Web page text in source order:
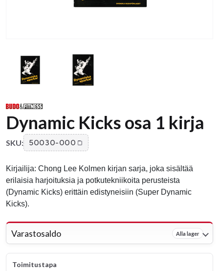
Dynamic Kicks osa 1 kirja
SKU: 50030-000
Kirjailija: Chong Lee Kolmen kirjan sarja, joka sisältää
erilaisia ​​harjoituksia ja potkutekniikoita perusteista
(Dynamic Kicks) erittäin edistyneisiin (Super Dynamic
Kicks).
Varastosaldo Alla lager
Toimitustapa